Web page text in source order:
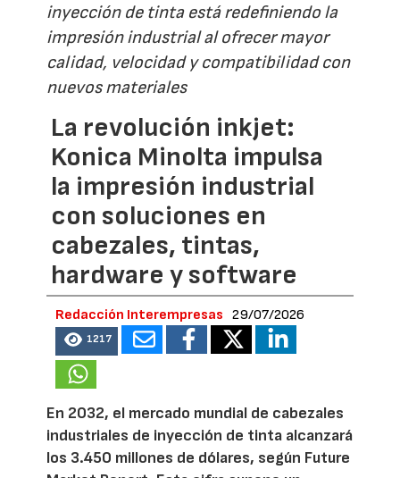
inyección de tinta está redefiniendo la
impresión industrial al ofrecer mayor
calidad, velocidad y compatibilidad con
nuevos materiales
La revolución inkjet:
Konica Minolta impulsa
la impresión industrial
con soluciones en
cabezales, tintas,
hardware y software
Redacción Interempresas 29/07/2026
1217
En 2032, el mercado mundial de cabezales
industriales de inyección de tinta alcanzará
los 3.450 millones de dólares, según Future